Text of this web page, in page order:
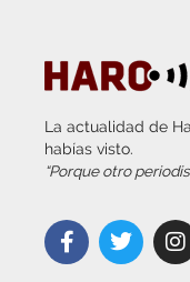
La actualidad de
habías visto.
“Porque otro